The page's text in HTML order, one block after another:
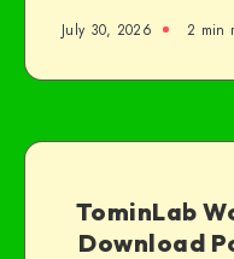
July 30, 2026 2 min
TominLab
Download